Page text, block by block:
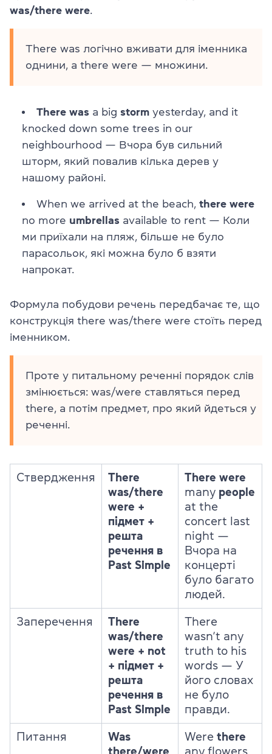
was/there were
There was логічно вживати для іменника
однини, а there were — множини.
There was a big storm yesterday, and it
knocked down some trees in our
neighbourhood — Вчора був сильний
шторм, який повалив кілька дерев у
нашому районі.
When we arrived at the beach, there were
no more umbrellas available to rent — Коли
ми приїхали на пляж, більше не було
парасольок, які можна було б взяти
напрокат.
Формула побудови речень передбачає те, що
конструкція there was/there were стоїть перед
іменником.
Проте у питальному реченні порядок слів
змінюється: was/were ставляться перед
there, а потім предмет, про який йдеться у
реченні.
Ствердження
There
was/there
were +
підмет +
решта
речення в
Past Simple
There were
many people
at the
concert last
night —
Вчора на
концерті
було багато
людей.
Заперечення
There
was/there
were + not
+ підмет +
решта
речення в
Past Simple
There
wasn’t any
truth to his
words — У
його словах
не було
правди.
Питання
Was
there/were
Were there
any flowers